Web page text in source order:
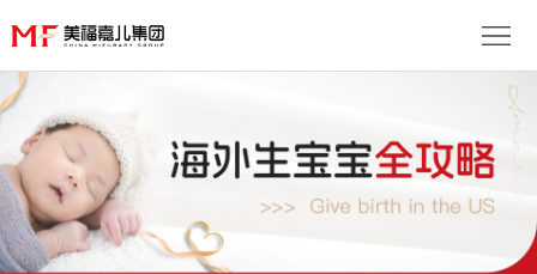
子
优
服
务
月